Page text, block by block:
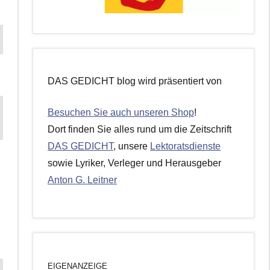
DAS GEDICHT blog wird präsentiert von
Besuchen Sie auch unseren Shop!
Dort finden Sie alles rund um die Zeitschrift
DAS GEDICHT, unsere Lektoratsdienste
sowie Lyriker, Verleger und Herausgeber
Anton G. Leitner
EIGENANZEIGE